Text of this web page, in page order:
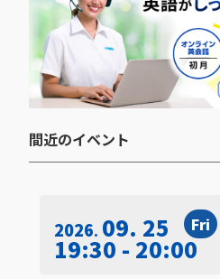
間近のイベント​
2026 09. 25 Fri
19:30 - 20:00